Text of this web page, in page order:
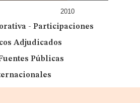
2010
- Participaciones
Adjudicados
Públicas